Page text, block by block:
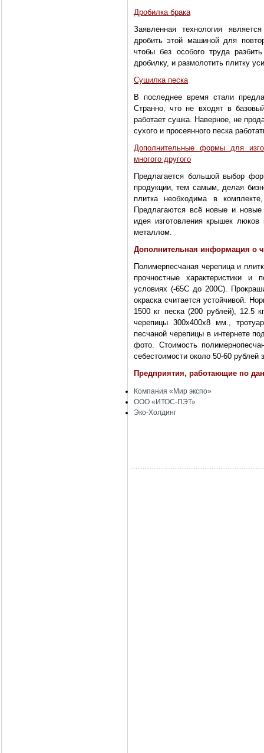
Дробилка брака
Заявленная технология
дробить этой машиной для
чтобы без особого труда
дробилку, и размолотить плитку
Сушилка песка
В последнее время стали
Странно, что не входят в
работает сушка. Наверное, не
сухого и просеянного песка
Дополнительные формы для
многого другого
Предлагается большой выбор
продукции, тем самым, делая
плитка необходима в
Предлагаются всё новые и
идея изготовления крышек
металлом.
Дополнительная информация о
Полимерпесчаная черепица и
прочностные характеристики и
условиях (-65С до 200С).
окраска считается устойчивой.
1500 кг песка (200 рублей), 12.5
черепицы 300х400х8 мм.,
песчаной черепицы в интернете
фото. Стоимость
себестоимости около 50-60 рублей
Предприятия, работающие по
Компания «Мир экспо»
ООО «ИТОС-ПЭТ»
Эко-Холдинг